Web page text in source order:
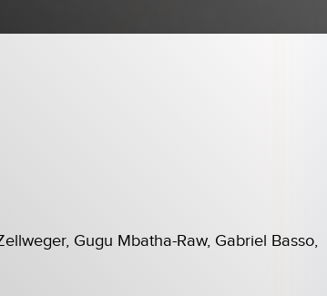
Gugu Mbatha-Raw, Gabriel Basso,